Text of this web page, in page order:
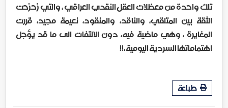
تلك واحدة من معظلات العقل النقدي العراقي ، والتي زحزحت
الثقة بين المتلقي، والناقد، والمنقود، نعيمة مجيد، قررت
المغايرة ، وهي ماضية فيه، دون الالتفات الى ما قد يؤجل
اهتماماتها السردية اليومية ،!!
طباعة